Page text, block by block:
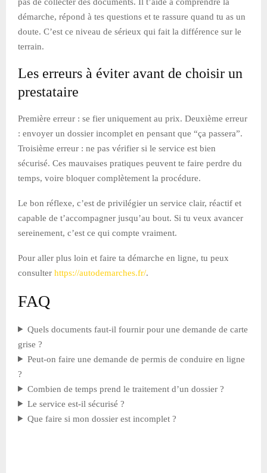
démarche, répond à tes questions et te rassure quand tu as un
doute. C’est ce niveau de sérieux qui fait la différence sur le
terrain.
Les erreurs à éviter avant de choisir un
prestataire
Première erreur : se fier uniquement au prix. Deuxième erreur
: envoyer un dossier incomplet en pensant que “ça passera”.
Troisième erreur : ne pas vérifier si le service est bien
sécurisé. Ces mauvaises pratiques peuvent te faire perdre du
temps, voire bloquer complètement la procédure.
Le bon réflexe, c’est de privilégier un service clair, réactif et
capable de t’accompagner jusqu’au bout. Si tu veux avancer
sereinement, c’est ce qui compte vraiment.
Pour aller plus loin et faire ta démarche en ligne, tu peux
consulter https://autodemarches.fr/.
FAQ
Quels documents faut-il fournir pour une demande de carte
grise ?
Peut-on faire une demande de permis de conduire en ligne
?
Combien de temps prend le traitement d’un dossier ?
Le service est-il sécurisé ?
Que faire si mon dossier est incomplet ?